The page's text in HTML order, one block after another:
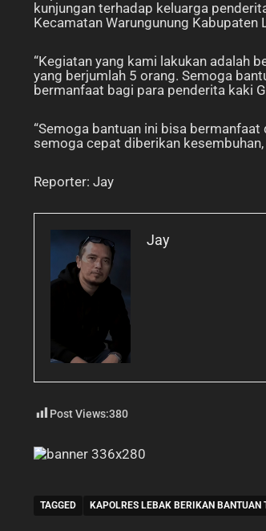
kunjungan terhadap keluarga
Kecamatan Warungunung Kabupaten
“Kegiatan yang kami lakukan adalah
yang berjumlah 5 orang. Semoga
bermanfaat bagi para penderita kaki
“Semoga bantuan ini bisa
semoga cepat diberikan kesembuhan,
Reporter: Jay
Jay
Post Views:380
TAGGED KAPOLRES LEBAK BERIKAN